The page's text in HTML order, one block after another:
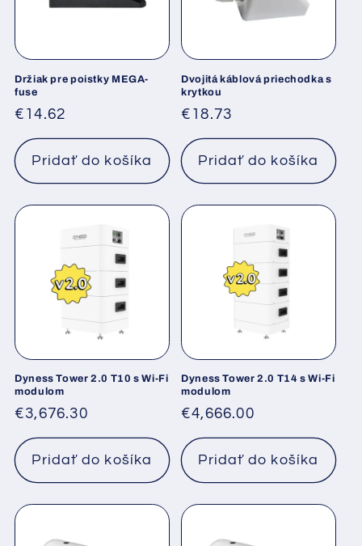
Držiak pre poistky MEGA-
fuse
Normálna
cena
€14.62
Pridať do košíka
Dvojitá káblová priechodka s
krytkou
Normálna
cena
€18.73
Pridať do košíka
Dyness Tower 2.0 T10 s Wi-Fi
modulom
Normálna
cena
€3,676.30
Pridať do košíka
Dyness Tower 2.0 T14 s Wi-Fi
modulom
Normálna
cena
€4,666.00
Pridať do košíka